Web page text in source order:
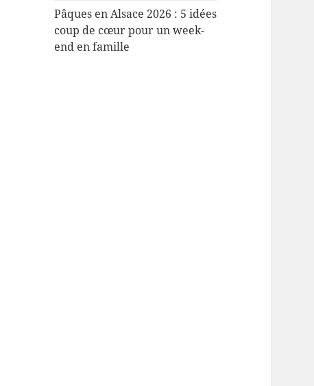
Pâques en Alsace 2026 : 5 idées
coup de cœur pour un week-
end en famille